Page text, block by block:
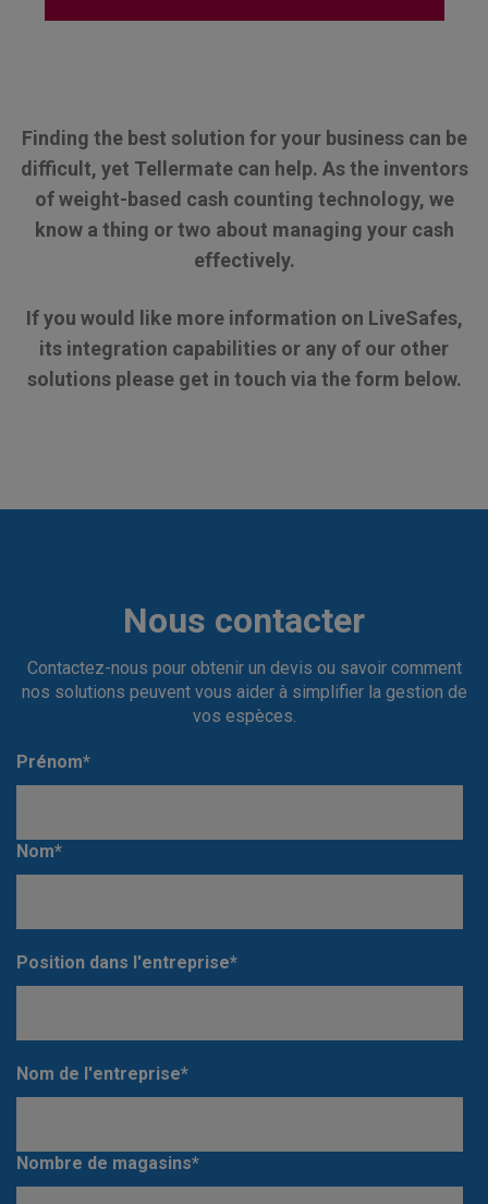
Finding the best solution for your business can be
difficult, yet Tellermate can help. As the inventors
of weight-based cash counting technology, we
know a thing or two about managing your cash
effectively.
If you would like more information on LiveSafes,
its integration capabilities or any of our other
solutions please get in touch via the form below.
Nous contacter
Contactez-nous pour obtenir un devis ou savoir comment
nos solutions peuvent vous aider à simplifier la gestion de
vos espèces.
Prénom*
Nom*
Position dans l'entreprise*
Nom de l'entreprise*
Nombre de magasins*